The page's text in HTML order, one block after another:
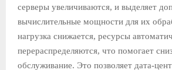
серверы увеличиваются, и выделяет
вычислительные мощности для их
нагрузка снижается, ресурсы
перераспределяются, что помогает
обслуживание. Это позволяет дата-